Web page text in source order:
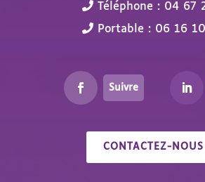
Téléphone : 04 67
Portable : 06 16
Suivre
CONTACTEZ-